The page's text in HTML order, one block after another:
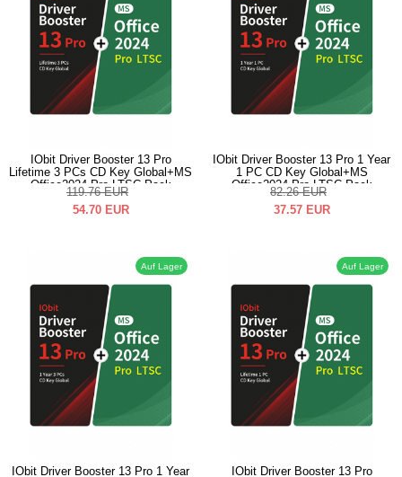
IObit Driver Booster 13 Pro
Lifetime 3 PCs CD Key Global+MS
Office2024 Pro LTSC Pack
119.76 EUR
54.70 EUR
IObit Driver Booster 13 Pro 1 Year
1 PC CD Key Global+MS
Office2024 Pro LTSC Pack
82.26 EUR
37.57 EUR
Auf Lager
IObit Driver Booster 13 Pro 1 Year
Auf Lager
IObit Driver Booster 13 Pro